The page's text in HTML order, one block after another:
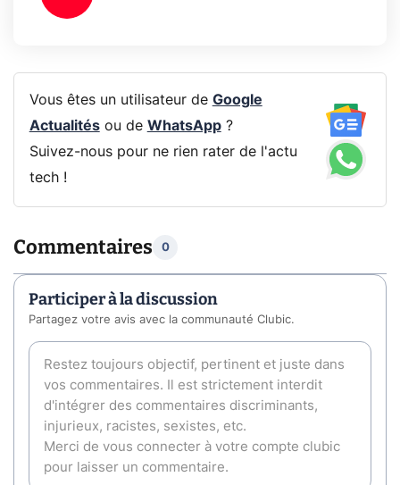
Vous êtes un utilisateur de Google
Actualitésou de WhatsApp?
Suivez-nous pour ne rien rater de l'actu
tech !
Commentaires 0
Participer à la discussion
Partagez votre avis avec la communauté Clubic.